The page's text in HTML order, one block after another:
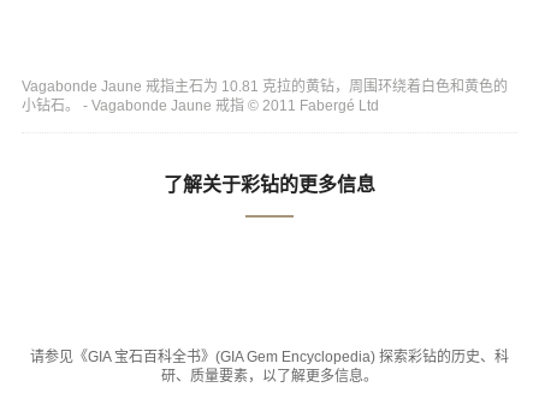
Vagabonde Jaune 戒指主石为 10.81 克拉的黄钻，周围环绕着白色和黄色的
小钻石。 - Vagabonde Jaune 戒指 © 2011 Fabergé Ltd
了解关于彩钻的更多信息
请参见《GIA 宝石百科全书》(GIA Gem Encyclopedia) 探索彩钻的历史、科
研、质量要素，以了解更多信息。